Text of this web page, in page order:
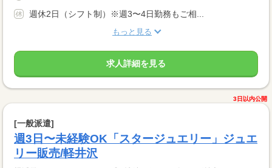
週休2日（シフト制）※週3〜4日勤務もご相...
もっと見る
求人詳細を見る
3日以内公開
[一般派遣]
週3日〜未経験OK「スタージュエリー」ジュエ
リー販売/軽井沢